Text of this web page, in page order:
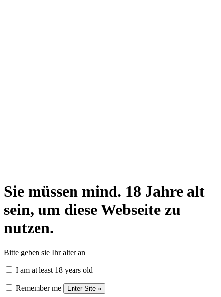
Sie müssen mind. 18 Jahre alt
sein, um diese Webseite zu
nutzen.
Bitte geben sie Ihr alter an
I am at least 18 years old
Remember me